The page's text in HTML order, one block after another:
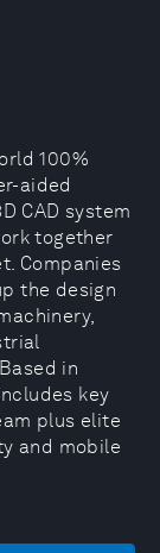
100%
aided
CAD system
together
Companies
the design
in
key
plus elite
and mobile